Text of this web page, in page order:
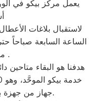
الساعة السابعة صباحاً
منطقة الورديان .
هدفنا هو البقاء متاحين
جهاز من جهزة بيكو في الورديان بحضرتكم.